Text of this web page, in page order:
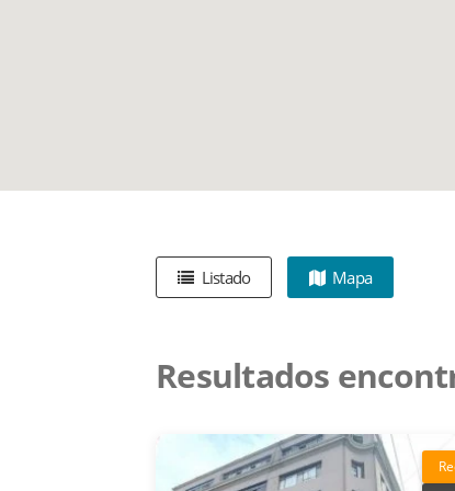
Listado Mapa
Resultados